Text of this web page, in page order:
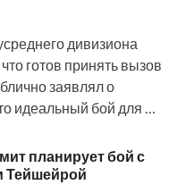
дивизиона
готов принять вызов
заявлял о
идеальный бой для …
планирует бой с
Тейшейрой